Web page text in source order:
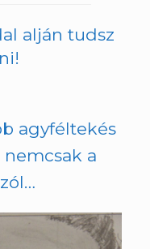
alján tudsz
agyféltekés
nemcsak a